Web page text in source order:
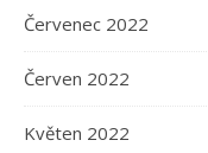
Červenec 2022
Červen 2022
Květen 2022